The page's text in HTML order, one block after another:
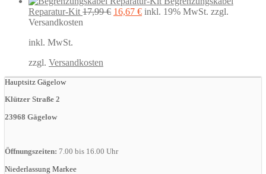
Reparatur-Kit 17,99€ Ursprünglicher
16,67 €Aktueller
inkl. 19% MwSt. zzgl.
Versandkosten
inkl. MwSt.
zzgl. Versandkosten
Hauptsitz Gägelow
Klützer Straße 2
23968 Gägelow
Öffnungszeiten: 7.00 bis 16.00 Uhr
Niederlassung Markee